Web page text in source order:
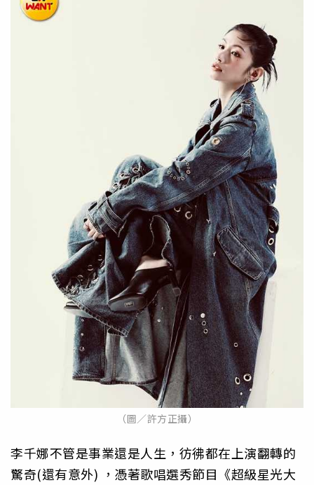
（圖／許方正攝）
李千娜不管是事業還是人生，彷彿都在上演翻轉的
驚奇(還有意外) ，憑著歌唱選秀節目《超級星光大